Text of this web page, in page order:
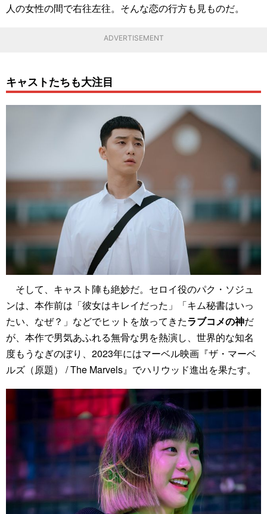
人の女性の間で右往左往。そんな恋の行方も見ものだ。
ADVERTISEMENT
キャストたちも大注目
そして、キャスト陣も絶妙だ。セロイ役のパク・ソジュ
ンは、本作前は「彼女はキレイだった」「キム秘書はいっ
たい、なぜ？」などでヒットを放ってきたラブコメの神だ
が、本作で男気あふれる無骨な男を熱演し、世界的な知名
度もうなぎのぼり、2023年にはマーベル映画『ザ・マーベ
ルズ（原題） / The Marvels』でハリウッド進出を果たす。